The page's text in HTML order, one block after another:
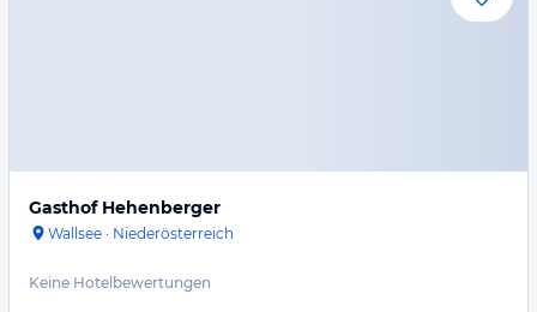
Gasthof Hehenberger
Wallsee · Niederösterreich
Keine Hotelbewertungen